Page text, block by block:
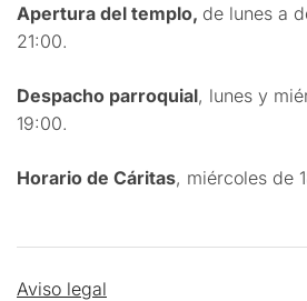
Apertura del templo, de lunes a
21:00.
Despacho parroquial, lunes y
19:00.
Horario de Cáritas, miércoles de
Aviso legal